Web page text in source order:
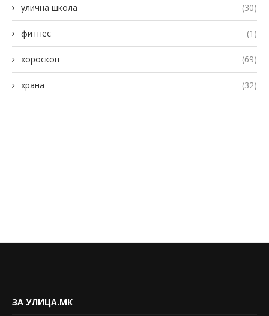
улична школа (30)
фитнес (1)
хороскоп (69)
храна (32)
ЗА УЛИЦА.МК